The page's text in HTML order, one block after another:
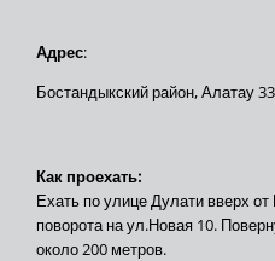
Адрес:
Бостандыкский район, Алатау 33
Как проехать:
Ехать по улице Дулати вверх от
поворота на ул.Новая 10.
около 200 метров.